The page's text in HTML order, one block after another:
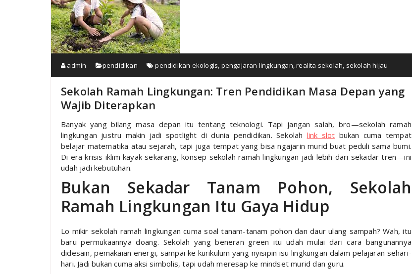
admin pendidikan pendidikan ekologis, pengajaran lingkungan,realita sekolah, sekolah hijau
Sekolah Ramah Lingkungan: Tren Pendidikan Masa Depan yang
Wajib Diterapkan
Banyak yang bilang masa depan itu tentang teknologi. Tapi jangan salah, bro—sekolah ramah
lingkungan justru makin jadi spotlight di dunia pendidikan. Sekolah link slot bukan cuma tempat
belajar matematika atau sejarah, tapi juga tempat yang bisa ngajarin murid buat peduli sama bumi.
Di era krisis iklim kayak sekarang, konsep sekolah ramah lingkungan jadi lebih dari sekadar tren—ini
udah jadi kebutuhan.
Bukan Sekadar Tanam Pohon, Sekolah
Ramah Lingkungan Itu Gaya Hidup
Lo mikir sekolah ramah lingkungan cuma soal tanam-tanam pohon dan daur ulang sampah? Wah, itu
baru permukaannya doang. Sekolah yang beneran green itu udah mulai dari cara bangunannya
didesain, pemakaian energi, sampai ke kurikulum yang nyisipin isu lingkungan dalam pelajaran sehari-
hari. Jadi bukan cuma aksi simbolis, tapi udah meresap ke mindset murid dan guru.